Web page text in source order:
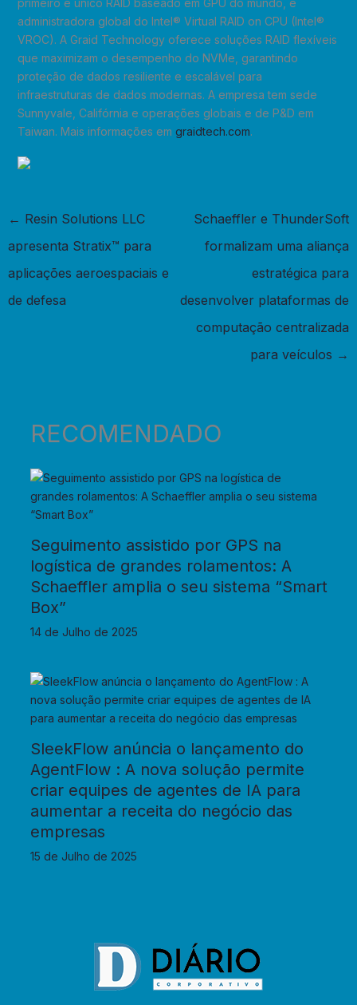
primeiro e único RAID baseado em GPU do mundo, e
administradora global do Intel® Virtual RAID on CPU (Intel®
VROC). A Graid Technology oferece soluções RAID flexíveis
que maximizam o desempenho do NVMe, garantindo
proteção de dados resiliente e escalável para
infraestruturas de dados modernas. A empresa tem sede
Sunnyvale, Califórnia e operações globais e de P&D em
Taiwan. Mais informações em graidtech.com.
← Resin Solutions LLC
apresenta Stratix™ para
aplicações aeroespaciais e
de defesa
Schaeffler e ThunderSoft
formalizam uma aliança
estratégica para
desenvolver plataformas de
computação centralizada
para veículos →
RECOMENDADO
Seguimento assistido por GPS na
logística de grandes rolamentos: A
Schaeffler amplia o seu sistema “Smart
Box”
14 de Julho de 2025
SleekFlow anúncia o lançamento do
AgentFlow : A nova solução permite
criar equipes de agentes de IA para
aumentar a receita do negócio das
empresas
15 de Julho de 2025